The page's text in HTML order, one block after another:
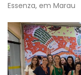
Essenza, em Marau